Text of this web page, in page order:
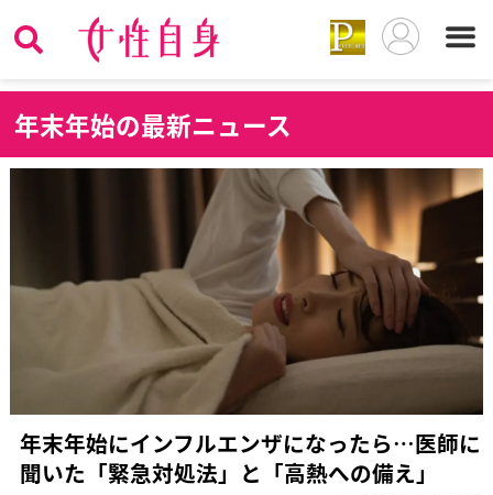
年末年始の最新ニュース
年末年始にインフルエンザになったら…医師に
聞いた「緊急対処法」と「高熱への備え」